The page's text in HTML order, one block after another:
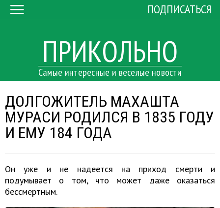
ПРИКОЛЬНО
Самые интересные и веселые новости
ПОДПИСАТЬСЯ
ДОЛГОЖИТЕЛЬ МАХАШТА
МУРАСИ РОДИЛСЯ В 1835 ГОДУ
И ЕМУ 184 ГОДА
Он уже и не надеется на приход смерти и
подумывает о том, что может даже оказаться
бессмертным.